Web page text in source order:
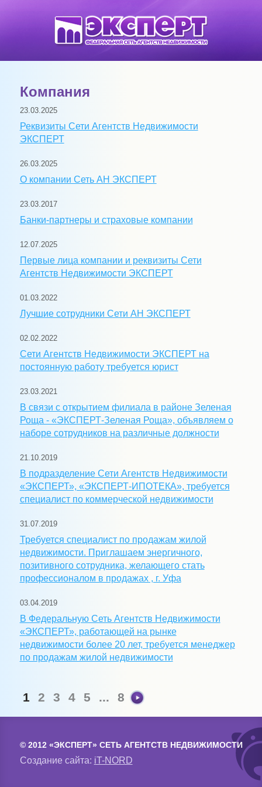
Компания
23.03.2025
Реквизиты Сети Агентств Недвижимости
ЭКСПЕРТ
26.03.2025
О компании Сеть АН ЭКСПЕРТ
23.03.2017
Банки-партнеры и страховые компании
12.07.2025
Первые лица компании и реквизиты Сети
Агентств Недвижимости ЭКСПЕРТ
01.03.2022
Лучшие сотрудники Сети АН ЭКСПЕРТ
02.02.2022
Сети Агентств Недвижимости ЭКСПЕРТ на
постоянную работу требуется юрист
23.03.2021
В связи с открытием филиала в районе Зеленая
Роща - «ЭКСПЕРТ-Зеленая Роща», объявляем о
наборе сотрудников на различные должности
21.10.2019
В подразделение Сети Агентств Недвижимости
«ЭКСПЕРТ», «ЭКСПЕРТ-ИПОТЕКА», требуется
специалист по коммерческой недвижимости
31.07.2019
Требуется специалист по продажам жилой
недвижимости. Приглашаем энергичного,
позитивного сотрудника, желающего стать
профессионалом в продажах , г. Уфа
03.04.2019
В Федеральную Сеть Агентств Недвижимости
«ЭКСПЕРТ», работающей на рынке
недвижимости более 20 лет, требуется менеджер
по продажам жилой недвижимости
1 2 3 4 5 ... 8
© 2012 «ЭКСПЕРТ» СЕТЬ АГЕНТСТВ НЕДВИЖИМОСТИ
Создание сайта: iT-NORD